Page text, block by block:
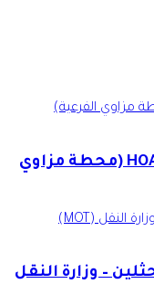
أعمال الحفر الموجه بالأحساء -2 HOA (محطة مزاوي
– فرع ابن حثلين – وزارة النقل